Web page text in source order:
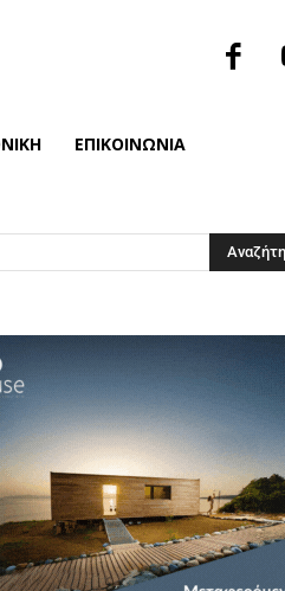
ΕΠΙΚΟΙΝΩΝΙΑ